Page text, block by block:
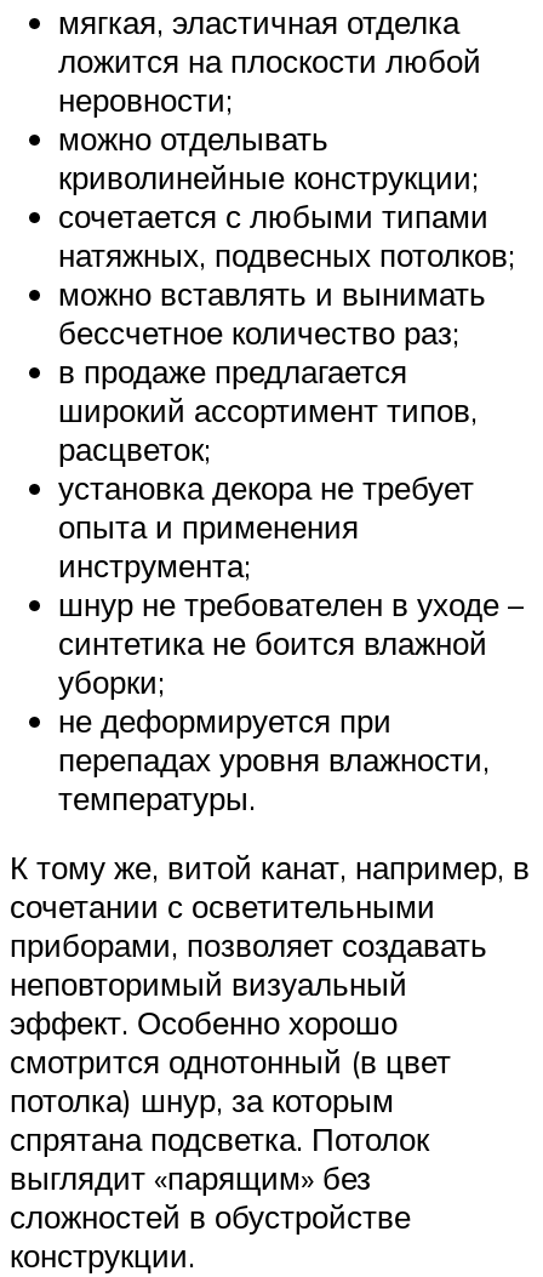
мягкая, эластичная отделка
ложится на плоскости любой
неровности;
можно отделывать
криволинейные конструкции;
сочетается с любыми типами
натяжных, подвесных потолков;
можно вставлять и вынимать
бессчетное количество раз;
в продаже предлагается
широкий ассортимент типов,
расцветок;
установка декора не требует
опыта и применения
инструмента;
шнур не требователен в уходе –
синтетика не боится влажной
уборки;
не деформируется при
перепадах уровня влажности,
температуры.
К тому же, витой канат, например, в
сочетании с осветительными
приборами, позволяет создавать
неповторимый визуальный
эффект. Особенно хорошо
смотрится однотонный (в цвет
потолка) шнур, за которым
спрятана подсветка. Потолок
выглядит «парящим» без
сложностей в обустройстве
конструкции.